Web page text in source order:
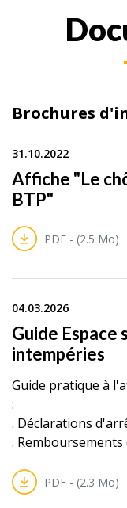
Brochures
31.10.2022
Affiche "Le
BTP"
PDF - (2.5 Mo)
04.03.2026
Guide Espace
intempéries
Guide pratique à
:
. Déclarations
.
PDF - (2.3 Mo)